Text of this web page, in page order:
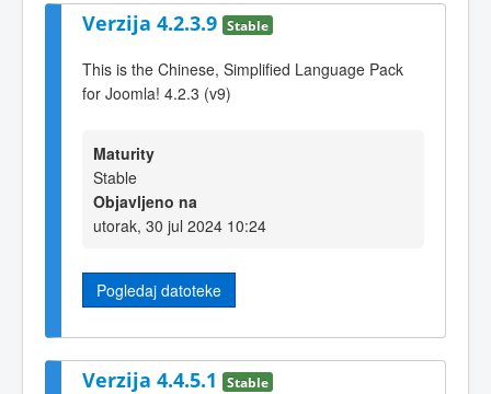
Verzija 4.2.3.9 Stable
This is the Chinese, Simplified Language Pack
for Joomla! 4.2.3 (v9)
Maturity
Stable
Objavljeno na
utorak, 30 jul 2024 10:24
Pogledaj datoteke
Verzija 4.4.5.1 Stable